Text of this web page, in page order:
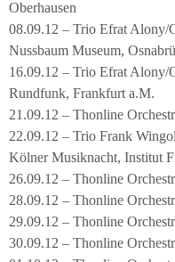
Oberhausen
08.09.12 – Trio Efrat
Nussbaum Museum,
16.09.12 – Trio Efrat Alony/
Rundfunk, Frankfurt a.M.
21.09.12 – Thonline
22.09.12 – Trio Frank
Kölner Musiknacht, Institut
26.09.12 – Thonline
28.09.12 – Thonline
29.09.12 – Thonline
30.09.12 – Thonline